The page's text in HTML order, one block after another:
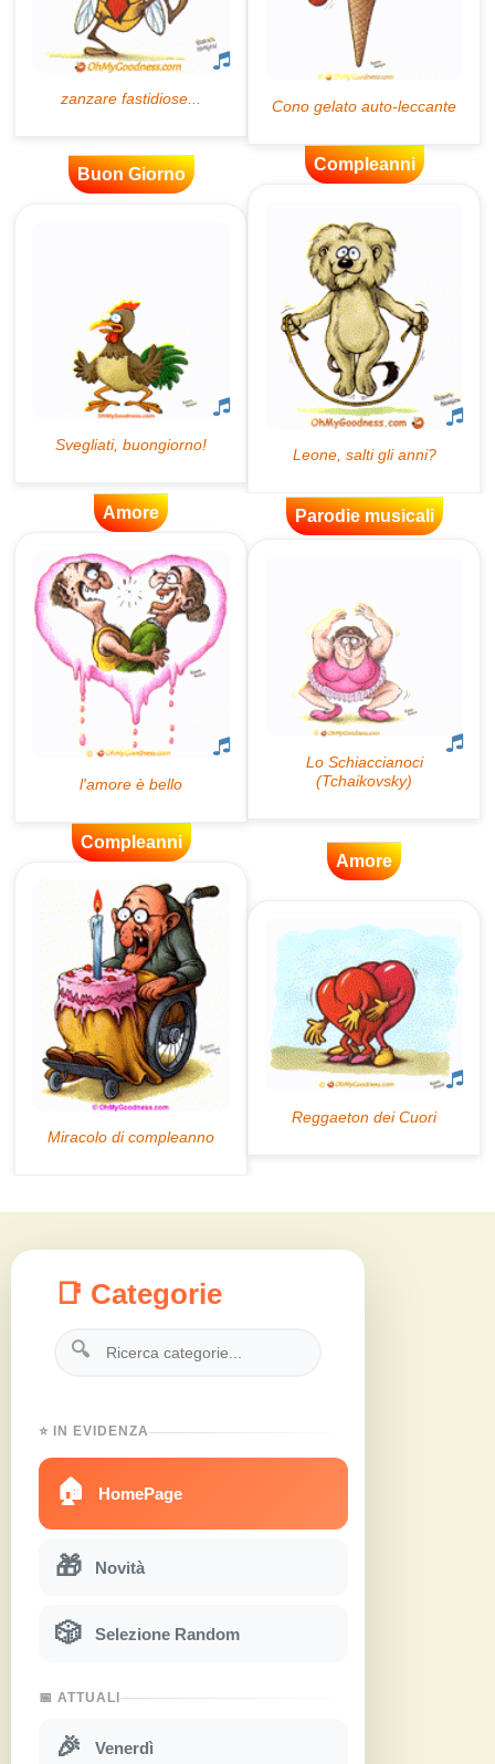
Buon Giorno
Compleanni
Amore Parodie musicali
Compleanni
Amore
📑 Categorie
🔍
⭐ IN EVIDENZA
🏠 HomePage
🎁 Novità
🎲 Selezione Random
📅 ATTUALI
🎉 Venerdì